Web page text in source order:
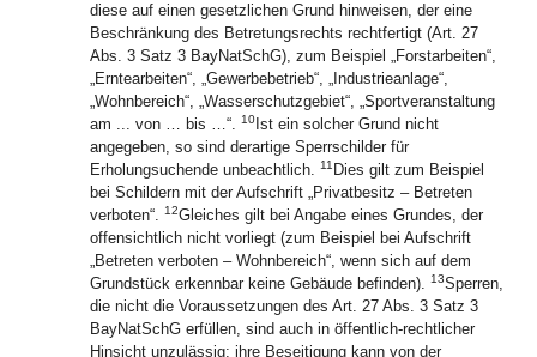
diese auf einen gesetzlichen Grund hinweisen, der eine
Beschränkung des Betretungsrechts rechtfertigt (Art. 27
Abs. 3 Satz 3 BayNatSchG), zum Beispiel „Forstarbeiten“,
„Erntearbeiten“, „Gewerbebetrieb“, „Industrieanlage“,
„Wohnbereich“, „Wasserschutzgebiet“, „Sportveranstaltung
am ... von … bis …“. 10 Ist ein solcher Grund nicht
angegeben, so sind derartige Sperrschilder für
Erholungsuchende unbeachtlich. 11 Dies gilt zum Beispiel
bei Schildern mit der Aufschrift „Privatbesitz – Betreten
verboten“. 12Gleiches gilt bei Angabe eines Grundes, der
offensichtlich nicht vorliegt (zum Beispiel bei Aufschrift
„Betreten verboten – Wohnbereich“, wenn sich auf dem
Grundstück erkennbar keine Gebäude befinden). 13Sperren,
die nicht die Voraussetzungen des Art. 27 Abs. 3 Satz 3
BayNatSchG erfüllen, sind auch in öffentlich-rechtlicher
Hinsicht unzulässig; ihre Beseitigung kann von der